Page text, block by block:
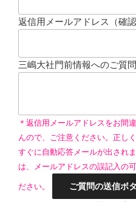
返信用メールアドレス（確
三嶋大社門前情報へのご質
＊返信用メールアドレスをお間
んので、ご注意ください。正し
すぐに自動応答メールが出され
は、メールアドレスの誤記入の
ださい。